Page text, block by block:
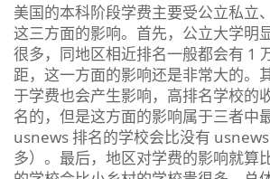
美国的本科阶段学费主要受公立私立
这三方面的影响。首先，公立大学明
很多，同地区相近排名一般都会有 1
距，这一方面的影响还是非常大的。
于学费也会产生影响，高排名学校的
名的，但是这方面的影响属于三者中
usnews 排名的学校会比没有
多）。最后，地区对学费的影响就算